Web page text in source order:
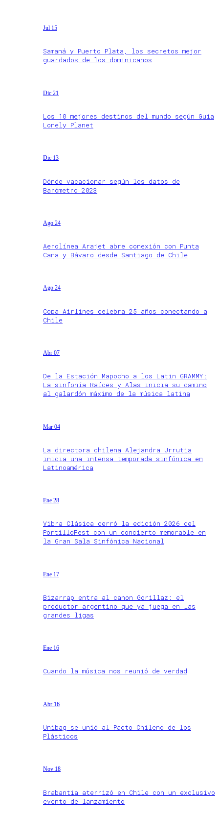
Jul 15
Samaná y Puerto Plata, los secretos mejor
guardados de los dominicanos
Dic 21
Los 10 mejores destinos del mundo según Guía
Lonely Planet
Dic 13
Dónde vacacionar según los datos de
Barómetro 2023
Ago 24
Aerolínea Arajet abre conexión con Punta
Cana y Bávaro desde Santiago de Chile
Ago 24
Copa Airlines celebra 25 años conectando a
Chile
Abr 07
De la Estación Mapocho a los Latin GRAMMY:
La sinfonía Raíces y Alas inicia su camino
al galardón máximo de la música latina
Mar 04
La directora chilena Alejandra Urrutia
inicia una intensa temporada sinfónica en
Latinoamérica
Ene 28
Vibra Clásica cerró la edición 2026 del
PortilloFest con un concierto memorable en
la Gran Sala Sinfónica Nacional
Ene 17
Bizarrap entra al canon Gorillaz: el
productor argentino que ya juega en las
grandes ligas
Ene 16
Cuando la música nos reunió de verdad
Abr 16
Unibag se unió al Pacto Chileno de los
Plásticos
Nov 18
Brabantia aterrizó en Chile con un exclusivo
evento de lanzamiento